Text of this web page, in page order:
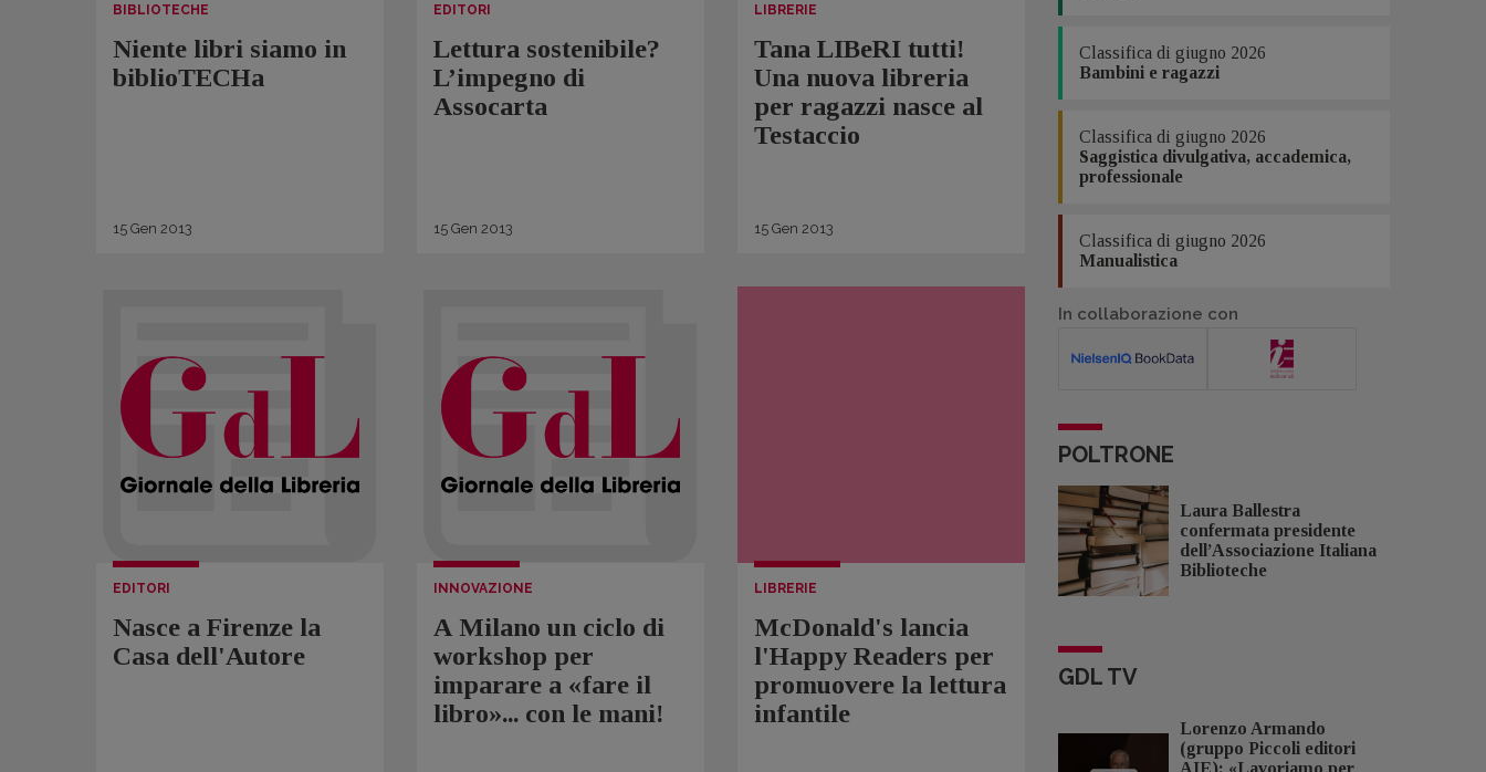
BIBLIOTECHE
Niente libri siamo in
biblioTECHa
15 Gen 2013
EDITORI
Lettura sostenibile?
L’impegno di
Assocarta
15 Gen 2013
LIBRERIE
Tana LIBeRI tutti!
Una nuova libreria
per ragazzi nasce al
Testaccio
15 Gen 2013
EDITORI
Nasce a Firenze la
Casa dell'Autore
INNOVAZIONE
A Milano un ciclo di
workshop per
imparare a «fare il
libro»... con le mani!
LIBRERIE
McDonald's lancia
l'Happy Readers per
promuovere la lettura
infantile
Classifica di giugno 2026
Bambini e ragazzi
Classifica di giugno 2026
Saggistica divulgativa, accademica,
professionale
Classifica di giugno 2026
Manualistica
In collaborazione con
POLTRONE
Laura Ballestra
confermata presidente
dell’Associazione Italiana
Biblioteche
GDL TV
Lorenzo Armando
(gruppo Piccoli editori
AIE): «Lavoriamo per